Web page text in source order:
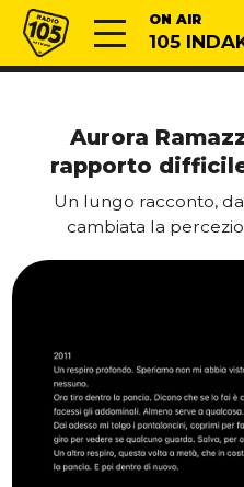
Vai al contenuto
Radio 105 ON AIR
105
Aurora
rapporto
Un lungo racconto,
cambiata la